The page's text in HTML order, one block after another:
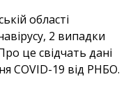
області
2 випадки
це свідчать дані
COVID-19 від РНБО.